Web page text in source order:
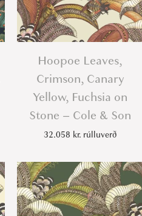
o
l
e
a
n
Hoopoe Leaves,
Crimson, Canary
Yellow, Fuchsia on
Stone – Cole & Son
32.058 kr. rúlluverð